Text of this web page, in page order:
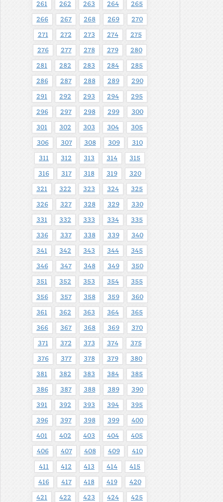
261 262 263 264 265
266 267 268 269 270
271 272 273 274 275
276 277 278 279 280
281 282 283 284 285
286 287 288 289 290
291 292 293 294 295
296 297 298 299 300
301 302 303 304 305
306 307 308 309 310
311 312 313 314 315
316 317 318 319 320
321 322 323 324 325
326 327 328 329 330
331 332 333 334 335
336 337 338 339 340
341 342 343 344 345
346 347 348 349 350
351 352 353 354 355
356 357 358 359 360
361 362 363 364 365
366 367 368 369 370
371 372 373 374 375
376 377 378 379 380
381 382 383 384 385
386 387 388 389 390
391 392 393 394 395
396 397 398 399 400
401 402 403 404 405
406 407 408 409 410
411 412 413 414 415
416 417 418 419 420
421 422 423 424 425